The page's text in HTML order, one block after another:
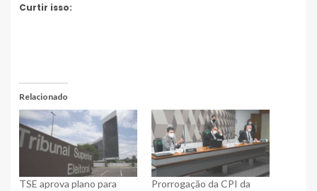
Curtir isso:
Relacionado
TSE aprova plano para
Prorrogação da CPI da